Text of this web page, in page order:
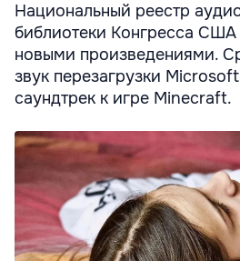
Национальный реестр
библиотеки Конгресса
новыми произведениями.
звук перезагрузки
саундтрек к игре Minecraft.